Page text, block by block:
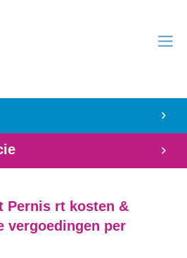
Pernis rt kosten &
vergoedingen per